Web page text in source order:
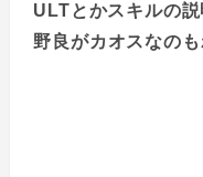
ULTとかスキルの
野良がカオスなの